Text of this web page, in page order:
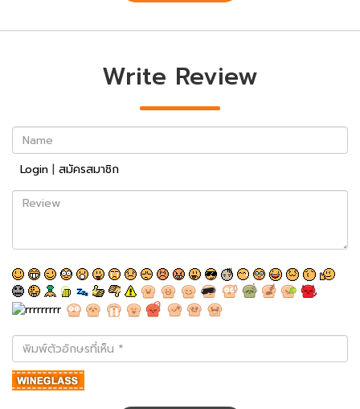
Write Review
Name
Login | สมัครสมาชิก
Review
พิมพ์
ตัว
อักษร
ที่